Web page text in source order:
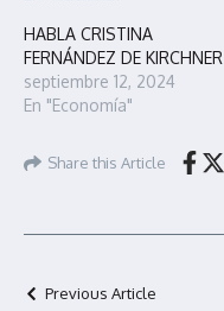
HABLA CRISTINA
FERNÁNDEZ DE KIRCHNER
septiembre 12, 2024
En "Economía"
Share this Article
Previous Article